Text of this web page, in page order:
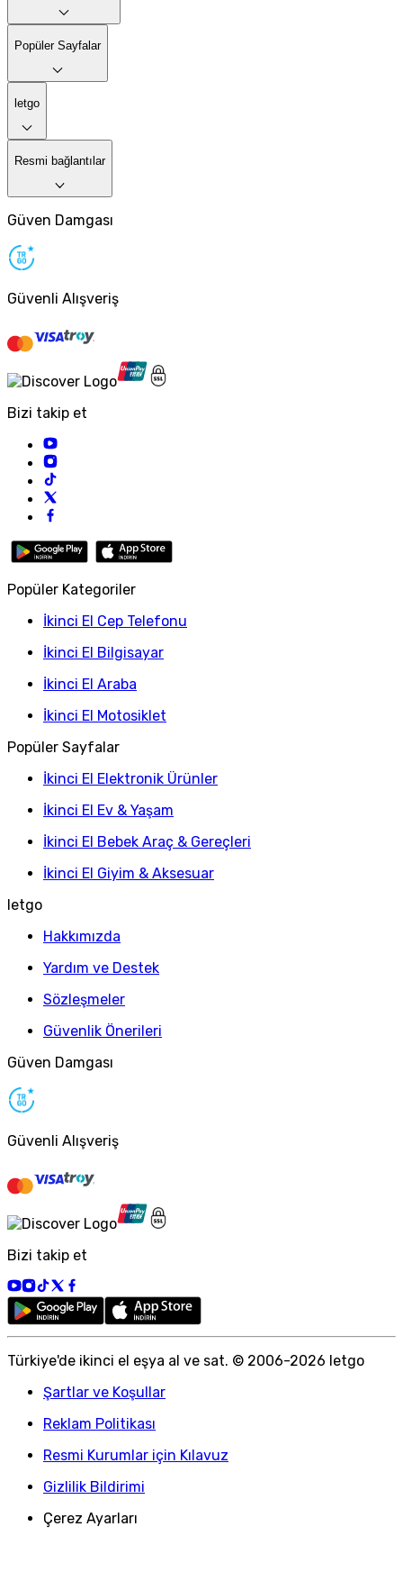
Popüler Sayfalar
letgo
Resmi bağlantılar
Güven Damgası
Güvenli Alışveriş
Bizi takip et
Popüler Kategoriler
İkinci El Cep Telefonu
İkinci El Bilgisayar
İkinci El Araba
İkinci El Motosiklet
Popüler Sayfalar
İkinci El Elektronik Ürünler
İkinci El Ev & Yaşam
İkinci El Bebek Araç & Gereçleri
İkinci El Giyim & Aksesuar
letgo
Hakkımızda
Yardım ve Destek
Sözleşmeler
Güvenlik Önerileri
Güven Damgası
Güvenli Alışveriş
Bizi takip et
Türkiye'de ikinci el eşya al ve sat. © 2006-2026 letgo
Şartlar ve Koşullar
Reklam Politikası
Resmi Kurumlar için Kılavuz
Gizlilik Bildirimi
Çerez Ayarları